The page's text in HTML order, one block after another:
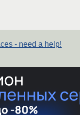
- need a help!